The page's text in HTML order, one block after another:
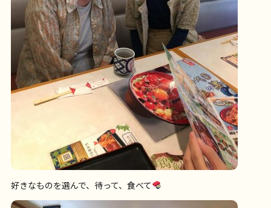
好きなものを選んで、待って、食べて